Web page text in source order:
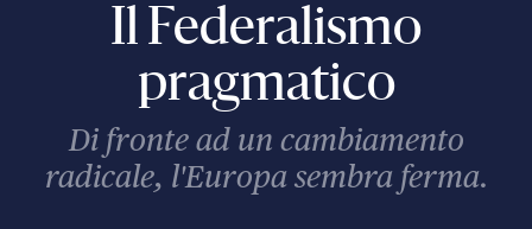
Il Federalismo
pragmatico
Di fronte ad un cambiamento
radicale, l'Europa sembra ferma.